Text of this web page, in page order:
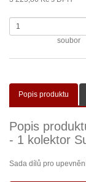
soubor
Popis produktu
Popis
- 1 kolektor
Sada dílů pro